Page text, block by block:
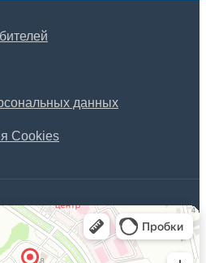
данных
Cookies